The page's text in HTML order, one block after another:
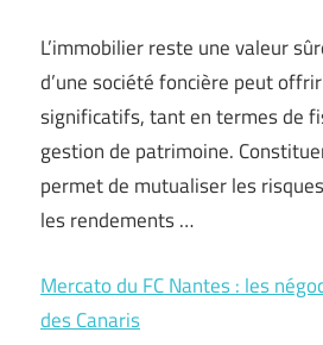
L’immobilier reste une valeur
d’une société foncière peut
significatifs, tant en termes de
gestion de patrimoine.
permet de mutualiser les
les rendements …
Mercato du FC Nantes : les
des Canaris